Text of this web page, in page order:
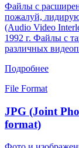
Файлы с
пожалуй,
(Audio Video
1992 г. Файлы с
различных
Подробнее
File Format
JPG (Joint
format)